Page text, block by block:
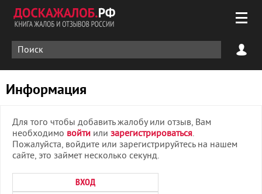
Информация
Для того чтобы добавить жалобу или отзыв, Вам
необходимо войти или зарегистрироваться.
Пожалуйста, войдите или зарегистрируйтесь на нашем
сайте, это займет несколько секунд.
ВХОД